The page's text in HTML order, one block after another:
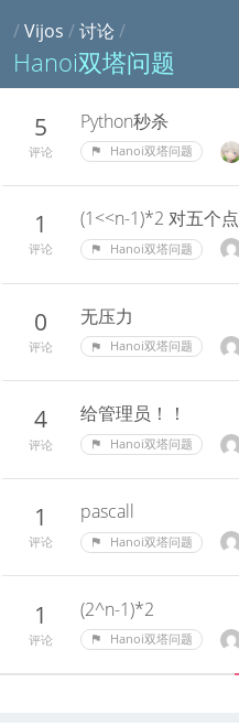
/Vijos /讨论 /
Hanoi双塔问题
5
评论
Python秒杀
Hanoi双塔问题
1
评论
(1<<n-1)*2 对五个点
Hanoi双塔问题
0
评论
无压力
Hanoi双塔问题
4
评论
给管理员！！
Hanoi双塔问题
1
评论
pascall
Hanoi双塔问题
1
评论
(2^n-1)*2
Hanoi双塔问题